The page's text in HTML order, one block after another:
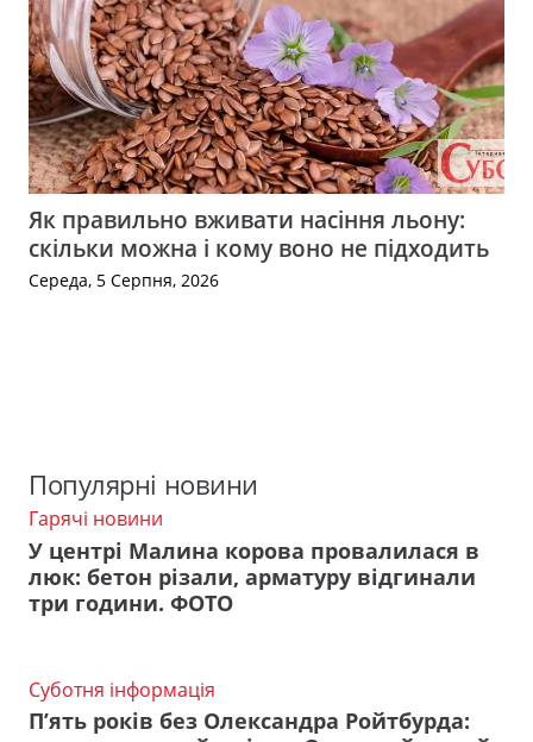
Як правильно вживати насіння льону:
скільки можна і кому воно не підходить
Середа, 5 Серпня, 2026
Популярні новини
Гарячі новини
У центрі Малина корова провалилася в
люк: бетон різали, арматуру відгинали
три години. ФОТО
Суботня інформація
П’ять років без Олександра Ройтбурда: